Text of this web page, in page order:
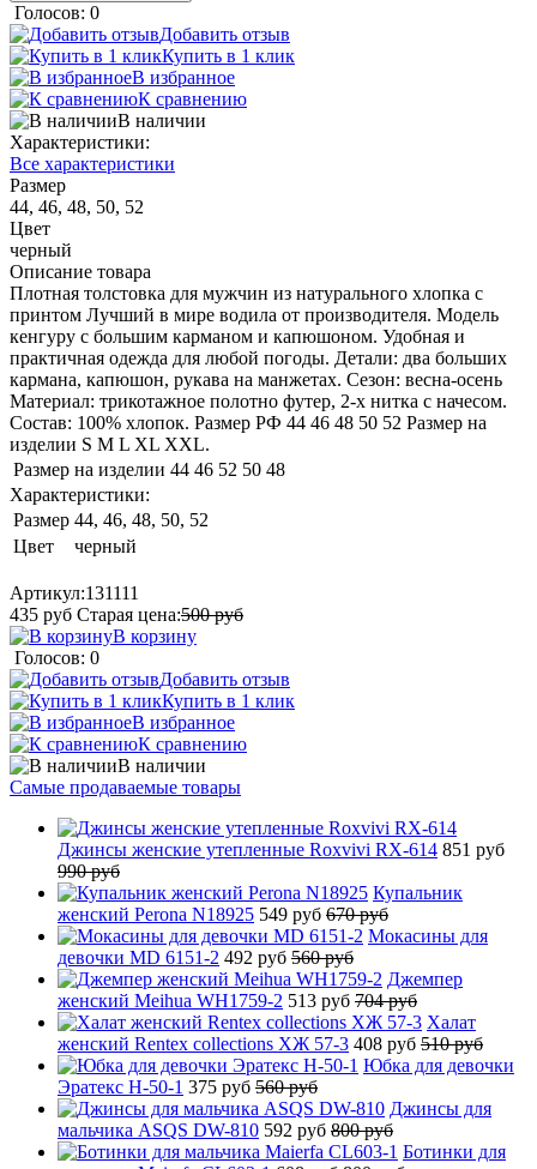
Голосов: 0
Добавить отзыв
Купить в 1 клик
В избранное
К сравнению
В наличии
Характеристики:
Все характеристики
Размер
44, 46, 48, 50, 52
Цвет
черный
Описание товара
Плотная толстовка для мужчин из натурального хлопка с
принтом Лучший в мире водила от производителя. Модель
кенгуру с большим карманом и капюшоном. Удобная и
практичная одежда для любой погоды. Детали: два больших
кармана, капюшон, рукава на манжетах. Сезон: весна-осень
Материал: трикотажное полотно футер, 2-х нитка с начесом.
Состав: 100% хлопок. Размер РФ 44 46 48 50 52 Размер на
изделии S M L XL XXL.
Размер на изделии 44 46 52 50 48
Характеристики:
Размер 44, 46, 48, 50, 52
Цвет
черный
Артикул:131111
435 руб Старая цена:500руб
В корзину
Голосов: 0
Добавить отзыв
Купить в 1 клик
В избранное
К сравнению
В наличии
Самые продаваемые товары
Джинсы женские утепленные Roxvivi RX-614 851 руб
990 руб
Купальник
женский Perona N18925 549 руб 670 руб
Мокасины для
девочки MD 6151-2 492 руб 560 руб
Джемпер
женский Meihua WH1759-2 513 руб 704 руб
Халат
женский Rentex collections ХЖ 57-3 408 руб 510 руб
Юбка для девочки
Эратекс H-50-1 375 руб 560 руб
Джинсы для
мальчика ASQS DW-810 592 руб 800 руб
Ботинки для